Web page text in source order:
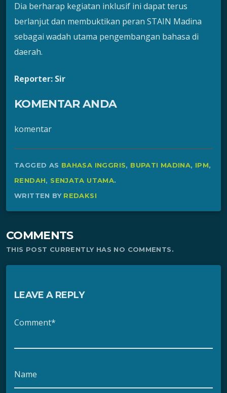
Dia berharap kegiatan inklusif ini dapat terus
berlanjut dan membuktikan peran STAIN Madina
sebagai wadah utama pengembangan bahasa di
daerah.
Reporter: Sir
KOMENTAR ANDA
komentar
TAGGED AS BAHASA INGGRIS, BUPATI MADINA, IPM,
RENDAH, SENJATA UTAMA.
WRITTEN BY REDAKSI
COMMENTS
THIS POST CURRENTLY HAS NO COMMENTS.
LEAVE A REPLY
Comment*
Name